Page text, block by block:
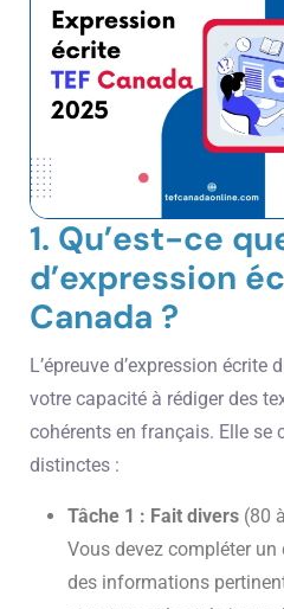
1. Qu’est-ce
d’expression
Canada ?
L’épreuve d’expression écrite
votre capacité à rédiger des
cohérents en français. Elle se
distinctes :
Tâche 1 : Fait divers (80
Vous devez compléter
des informations